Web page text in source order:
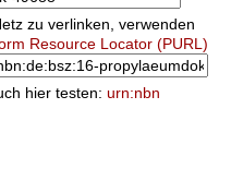
zu verlinken, verwenden
Resource Locator (PURL)
hier testen: urn:nbn